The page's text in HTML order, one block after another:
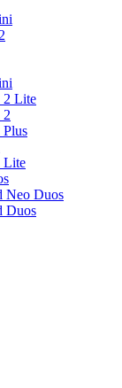
2 Lite
2
Plus
Lite
Neo Duos
Duos